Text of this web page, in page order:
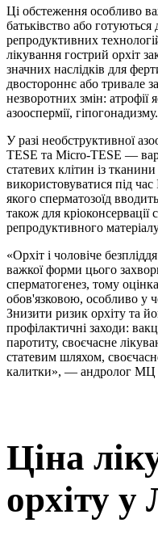
Ці обстеження особливо
батьківство або
репродуктивних
лікування гострий орхіт
значних наслідків для
двостороннє або тривале
незворотних змін: атрофії
азооспермії, гіпогонадизму.
У разі необструктивної
TESE та Micro-TESE —
статевих клітин із
використовуватися під
якого сперматозоїд
також для
репродуктивного
«Орхіт і чоловіче
важкої форми цього
сперматогенез, тому
обов'язковою, особливо у
Знизити ризик орхіту та
профілактичні заходи:
паротиту, своєчасне
статевим шляхом,
калитки», — андролог МЦ
Ціна
орхіту у